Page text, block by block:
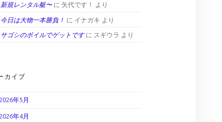
新規レンタル艇〜に 矢代です！ より
今日は大物一本勝負！ に イナガキ より
サゴシのボイルでゲットですに スギウラ より
カイブ
年5月
年4月